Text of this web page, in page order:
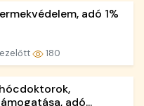
adó 1%
180
adó...